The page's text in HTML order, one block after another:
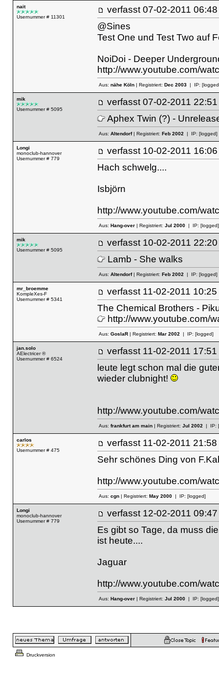
nait
Usernummer # 11301
verfasst 07-02-2011
@Sines
Test One und Test Two auf
NoiDoi - Deeper
http://www.youtube.com/
Aus: nähe Köln| Registriert: Dec 2003| IP:
mik
Usernummer # 5095
verfasst 07-02-2011
Aphex Twin (?) -
Aus: Altendorf| Registriert: Feb 2002| IP: [logged]
Longi
monoclub-hannover
Usernummer # 779
verfasst 10-02-2011
Hach schwelg....
Isbjörn
http://www.youtube.com/
Aus: Hang-over| Registriert: Jul 2000| IP: [logged]
mik
Usernummer # 5095
verfasst 10-02-2011
Lamb - She walks
Aus: Altendorf| Registriert: Feb 2002| IP: [logged]
mr_broemme
KompleXes-F
Usernummer # 5341
verfasst 11-02-2011
The Chemical Brothers -
http://www.youtube.com/
Aus: GoslaR| Registriert: Mar 2002| IP: [logged]
jan.solo
AElectricer ®
Usernummer # 6524
verfasst 11-02-2011
leute legt schon mal die
wieder clubnight!
http://www.youtube.com/
Aus: frankfurt am main| Registriert: Jul 2002| IP:
carlos
Usernummer # 475
verfasst 11-02-2011
Sehr schönes Ding von
http://www.youtube.com/
Aus: cgn| Registriert: May 2000| IP: [logged]
Longi
monoclub-hannover
Usernummer # 779
verfasst 12-02-2011
Es gibt so Tage, da muss
ist heute....
Jaguar
http://www.youtube.com/
Aus: Hang-over| Registriert: Jul 2000| IP: [logged]
Druckversion